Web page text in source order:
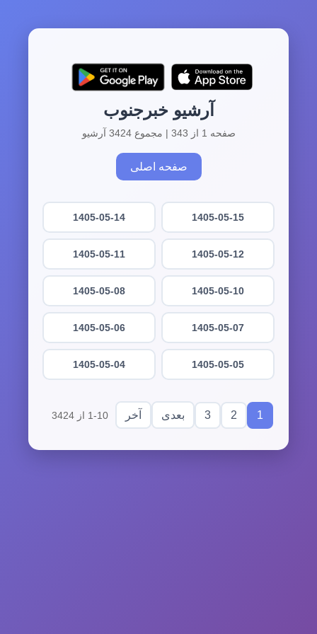
آرشیو خبرجنوب
صفحه 1 از 343 | مجموع 3424 آرشیو
صفحه اصلی
1405-05-15
1405-05-14
1405-05-12
1405-05-11
1405-05-10
1405-05-08
1405-05-07
1405-05-06
1405-05-05
1405-05-04
1
2
3 بعدی آخر 1-10 از 3424